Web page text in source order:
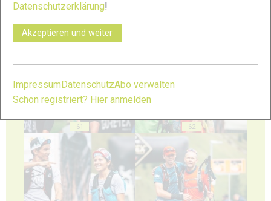
61 62
Datenschutzerklärung!
Akzeptieren und weiter
ImpressumDatenschutzAbo verwalten
Schon registriert? Hier anmelden